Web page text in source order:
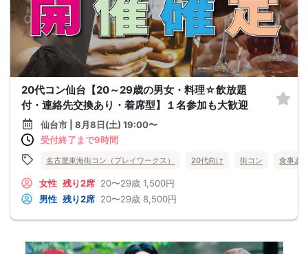
20代コン仙台【20～29歳の男女・料理☆飲放題
付・連絡先交換あり・着席型】１名参加も大歓迎
仙台市 | 8月8日(土) 19:00〜
受付終了まで9時間
名古屋東海街コン（プレイワークス） 20代向け 街コン 食事あ
女性 残り2席 20〜29歳 1,500円
男性 残り2席 20〜29歳 8,500円